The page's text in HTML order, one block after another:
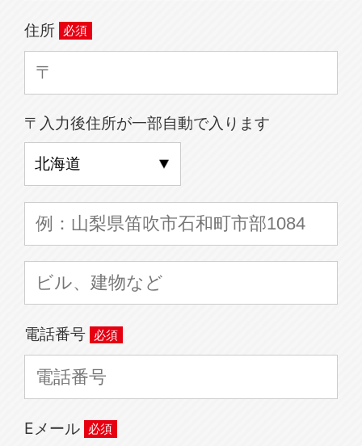
住所
〒入力後住所が一部自動で入ります
電話番号
Eメール